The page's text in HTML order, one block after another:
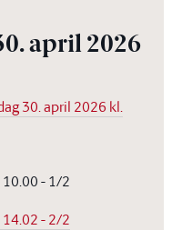
april 2026
30. april 2026 kl.
- 1/2
- 2/2